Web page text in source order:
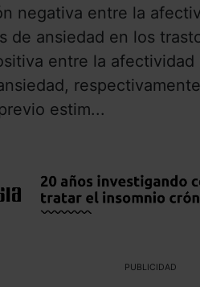
negativa entre la
de ansiedad en los
entre la
estim...
PUBLICIDAD